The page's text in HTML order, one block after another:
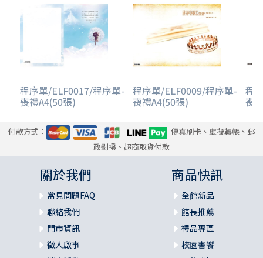
程序單/ELF0017/程序單-
喪禮A4(50張)
程序單/ELF0009/程序單-
喪禮A4(50張)
程
喪
付款方式：
傳真刷卡、虛擬轉帳、郵
政劃撥、超商取貨付款
關於我們
常見問題FAQ
聯絡我們
門市資訊
徵人啟事
商品快訊
全館新品
館長推薦
禮品專區
校園書饗